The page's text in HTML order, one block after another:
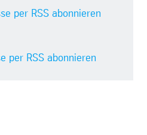
per RSS abonnieren
per RSS abonnieren